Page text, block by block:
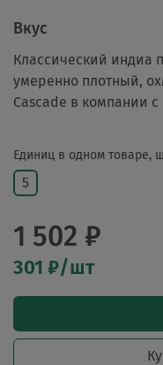
Единиц в одном товаре,
5
1 502 ₽
301 ₽/шт
Вкус
Классический индиа
умеренно плотный,
Cascade в компании